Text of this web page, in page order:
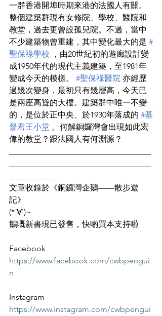
一群香港開埠時期來港的法國人有關。
整個建築群現有女修院、學校、醫院和
教堂，過去更曾設孤兒院。不過，當中
不少建築物曾重建，其中變化最大的是 #
聖保祿學校 ，由20世紀初的遊廊設計變
成1950年代的現代主義建築，至1981年
變成今天的模樣。 #聖保祿醫院 亦經歷
過幾次變身，最初只有幾層高，今天已
是兩座高聳的大樓。建築群中唯一不變
的，是位於正中央、於1930年落成的 #基
督君王小堂 。何解銅鑼灣會出現如此宏
偉的教堂？跟法國人有何淵源？
文章收錄於《銅鑼灣企鵝——散步遊
記》
(*´∀`)~
鵝嘅新書現已發售，快啲買本支持啦
Facebook
https://www.facebook.com/cwbpengui
n
Instagram
https://www.instagram.com/cwbpengui